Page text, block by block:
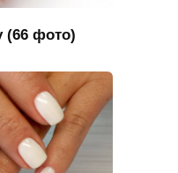
(66 фото)